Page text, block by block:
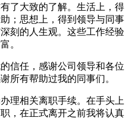
了大致的了解。生活上，得
；思想上，得到领导与同事
刻的人生观。这些工作经验
。
信任，感谢公司领导和各位
所有帮助过我的同事们。
理相关离职手续。在手头上
，在正式离开之前我将认真